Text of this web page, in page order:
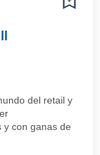
del retail y
y con ganas de